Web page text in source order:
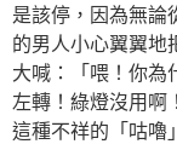
是該停，因為無論
的男人小心翼翼地
大喊：「喂！你為
左轉！綠燈沒用啊
這種不祥的「咕嚕